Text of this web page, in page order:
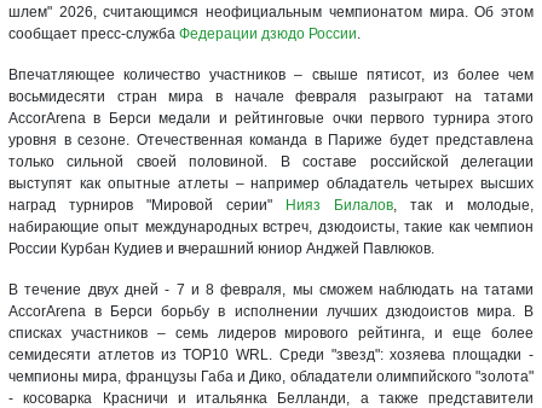
шлем" 2026, считающимся неофициальным чемпионатом мира. Об этом
сообщает пресс-служба Федерации дзюдо России.
Впечатляющее количество участников – свыше пятисот, из более чем
восьмидесяти стран мира в начале февраля разыграют на татами
AccorArena в Берси медали и рейтинговые очки первого турнира этого
уровня в сезоне. Отечественная команда в Париже будет представлена
только сильной своей половиной. В составе российской делегации
выступят как опытные атлеты – например обладатель четырех высших
наград турниров "Мировой серии"
Нияз Билалов, так и молодые,
набирающие опыт международных встреч, дзюдоисты, такие как чемпион
России Курбан Кудиев и вчерашний юниор Анджей Павлюков.
В течение двух дней - 7 и 8 февраля, мы сможем наблюдать на татами
AccorArena в Берси борьбу в исполнении лучших дзюдоистов мира. В
списках участников – семь лидеров мирового рейтинга, и еще более
семидесяти атлетов из TOP10 WRL. Среди "звезд": хозяева площадки -
чемпионы мира, французы Габа и Дико, обладатели олимпийского "золота"
- косоварка Красничи и итальянка Белланди, а также представители